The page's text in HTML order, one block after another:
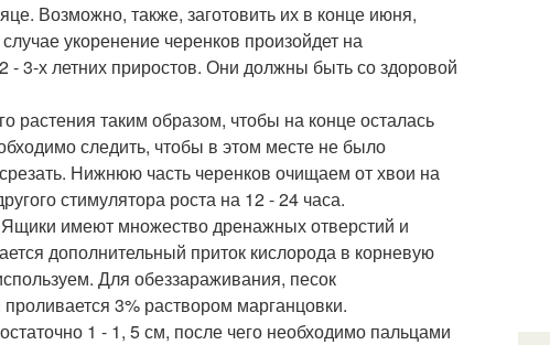
Возможно, также, заготовить их в конце июня,
укоренение черенков произойдет на
3-х летних приростов. Они должны быть со здоровой
растения таким образом, чтобы на конце осталась
следить, чтобы в этом месте не было
Нижнюю часть черенков очищаем от хвои на
стимулятора роста на 12 - 24 часа.
имеют множество дренажных отверстий и
дополнительный приток кислорода в корневую
Для обеззараживания, песок
3% раствором марганцовки.
1 - 1, 5 см, после чего необходимо пальцами